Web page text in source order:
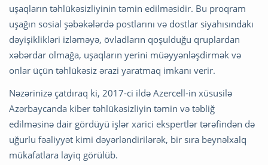
uşaqların təhlükəsizliyinin təmin edilməsidir. Bu proqram
uşağın sosial şəbəkələrdə postlarını və dostlar siyahısındakı
dəyişiklikləri izləməyə, övladların qoşulduğu qruplardan
xəbərdar olmağa, uşaqların yerini müəyyənləşdirmək və
onlar üçün təhlükəsiz ərazi yaratmaq imkanı verir.
Nəzərinizə çatdıraq ki, 2017-ci ildə Azercell-in xüsusilə
Azərbaycanda kiber təhlükəsizliyin təmin və təbliğ
edilməsinə dair gördüyü işlər xarici ekspertlər tərəfindən də
uğurlu fəaliyyət kimi dəyərləndirilərək, bir sıra beynəlxalq
mükafatlara layiq görülüb.